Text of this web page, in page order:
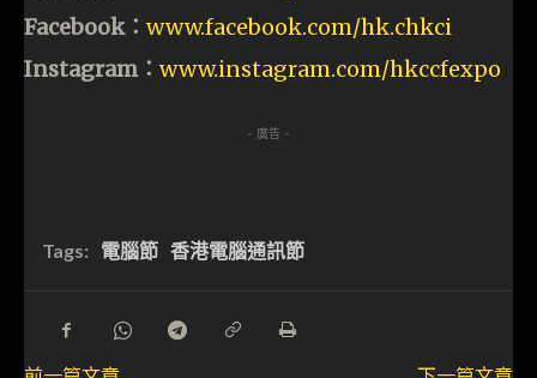
Facebook： www.facebook.com/hk.chkci
Instagram： www.instagram.com/hkccfexpo
- 廣告 -
Tags: 電腦節 香港電腦通訊節